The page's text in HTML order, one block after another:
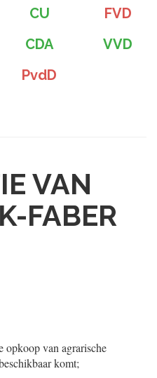
CU
FVD
CDA
VVD
PvdD
VAN
FABER
opkoop van agrarische
komt;